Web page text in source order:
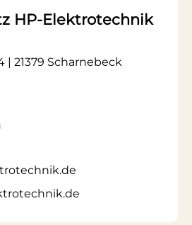
HP-Elektrotechnik
21379 Scharnebeck